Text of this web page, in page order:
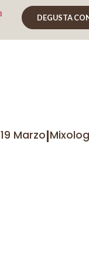
DEGUSTA
19 Marzo|